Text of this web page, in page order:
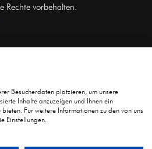
vorbehalten.
Besucherdaten platzieren, um unsere
Inhalte anzuzeigen und Ihnen ein
Für weitere Informationen zu den von uns
Einstellungen.